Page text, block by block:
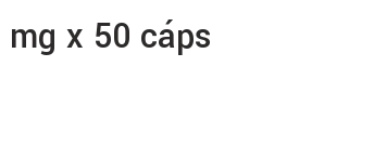
x 50 cáps